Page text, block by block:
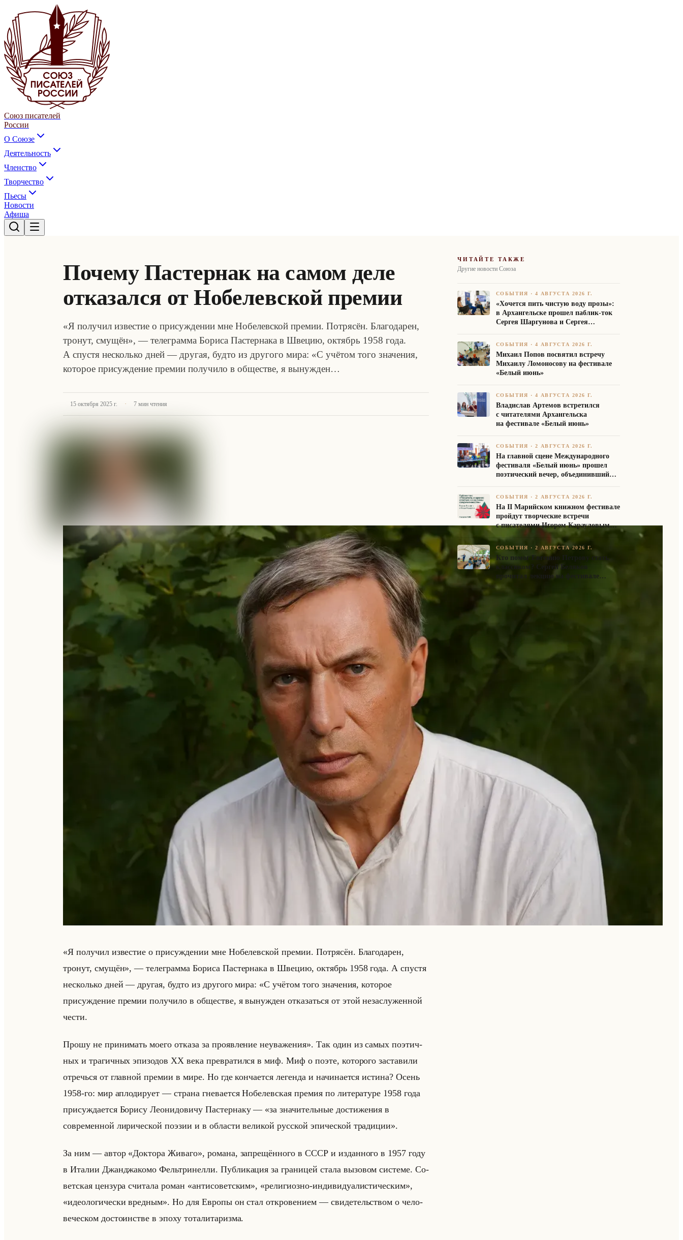
Союз писателей
России
О Союзе
Деятельность
Членство
Творчество
Пьесы
Новости
Афиша
Почему Пастернак на самом деле
отказался от Нобелевской премии
«Я получил известие о присуждении мне Нобелевской премии. Потрясён. Благодарен,
тронут, смущён», — телеграмма Бориса Пастернака в Швецию, октябрь 1958 года.
А спустя несколько дней — другая, будто из другого мира: «С учётом того значения,
которое присуждение премии получило в обществе, я вынужден…
15 октября 2025 г. · 7 мин чтения
«Я получил известие о присуждении мне Нобелевской премии. Потрясён. Благодарен,
тронут, смущён», — те­ле­грам­ма Бо­ри­са Па­стер­на­ка в Шве­цию, ок­тябрь 1958 года. А спу­стя
несколько дней — дру­гая, будто из дру­го­го мира: «С учётом того значения, которое
присуждение премии получило в обществе, я вынужден отказаться от этой незаслуженной
чести.
Прошу не принимать моего отказа за проявление неуважения». Так один из самых по­этич­
ных и тра­гич­ных эпи­зо­дов XX века пре­вра­тил­ся в миф. Миф о поэте, ко­то­ро­го за­ста­ви­ли
от­речься от глав­ной пре­мии в мире. Но где кон­ча­ет­ся ле­ген­да и на­чи­на­ет­ся ис­ти­на? Осень
1958-го: мир ап­ло­ди­ру­ет — стра­на гне­ва­ет­ся Но­бе­лев­ская пре­мия по ли­те­ра­ту­ре 1958 года
при­суж­да­ет­ся Бо­ри­су Лео­ни­до­ви­чу Па­стер­на­ку — «за значительные достижения в
современной лирической поэзии и в области великой русской эпической традиции».
За ним — автор «Доктора Живаго», ро­ма­на, за­пре­щён­но­го в СССР и из­дан­но­го в 1957 году
в Ита­лии Джан­джа­ко­мо Фельтри­нел­ли. Пуб­ли­ка­ция за гра­ни­цей стала вы­зо­вом си­сте­ме. Со­
вет­ская цен­зу­ра счи­та­ла роман «антисоветским», «религиозно-индивидуалистическим»,
«идеологически вредным». Но для Ев­ро­пы он стал от­кро­ве­ни­ем — сви­де­тельством о че­ло­
ве­че­ском до­сто­ин­стве в эпоху то­та­ли­та­риз­ма.
ЧИТАЙТЕ ТАКЖЕ
Другие новости Союза
СОБЫТИЯ ·4 АВГУСТА 2026 Г.
«Хочется пить чистую воду прозы»:
в Архангельске прошел паблик-ток
Сергея Шаргунова и Сергея
СОБЫТИЯ ·4 АВГУСТА 2026 Г.
Михаил Попов посвятил встречу
Михаилу Ломоносову на фестивале
«Белый июнь»
СОБЫТИЯ ·4 АВГУСТА 2026 Г.
Владислав Артемов встретился
с читателями Архангельска
на фестивале «Белый июнь»
СОБЫТИЯ ·2 АВГУСТА 2026 Г.
На главной сцене Международного
фестиваля «Белый июнь» прошел
поэтический вечер, объединивший
СОБЫТИЯ ·2 АВГУСТА 2026 Г.
На II Марийском книжном фестивале
пройдут творческие встречи
с писателями Игорем Карауловым
и Платоном Бесединым
СОБЫТИЯ ·2 АВГУСТА 2026 Г.
Кто помог Евгению Петрову стать
классиком? Сергей Беляков
прочитал лекцию на фестивале
«Белый июнь»